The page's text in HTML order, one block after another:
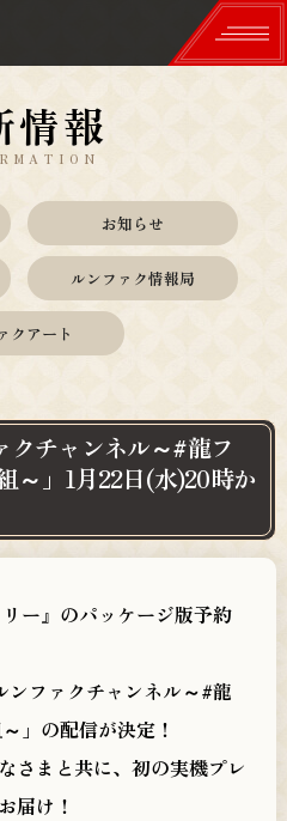
観
生活
& LIFE
づくり
VILLAGE
人物
情報
入特典
繁體中文
情報
お知らせ
ルンファク情報局
クアート
クチャンネル～#龍フ
～」1月22日(水)20時か
ー』のパッケージ版予約
ファクチャンネル～#龍
」の配信が決定！
さまと共に、初の実機プレ
届け！